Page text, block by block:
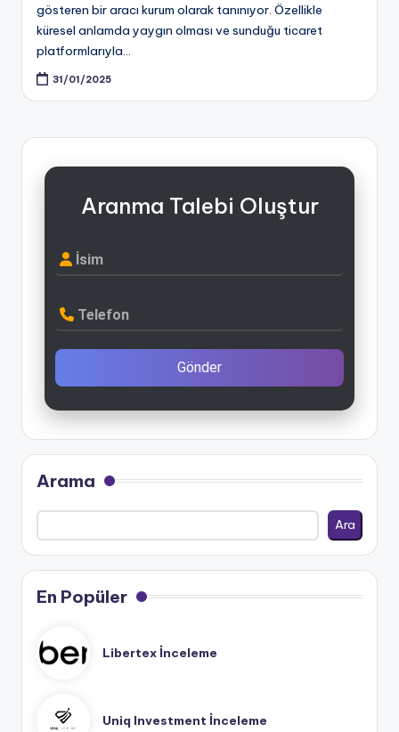
gösteren bir aracı kurum olarak tanınıyor. Özellikle
küresel anlamda yaygın olması ve sunduğu ticaret
platformlarıyla…
31/01/2025
Aranma Talebi Oluştur
İsim
Telefon
Gönder
Arama
Ara
En Popüler
Libertex İnceleme
Uniq Investment İnceleme